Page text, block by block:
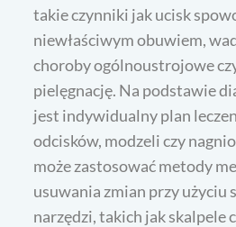
takie czynniki jak ucisk
niewłaściwym obuwiem,
choroby ogólnoustrojowe
pielęgnację. Na podstawie
jest indywidualny plan
odcisków, modzeli czy
może zastosować metody
usuwania zmian przy użyciu
narzędzi, takich jak skalpele